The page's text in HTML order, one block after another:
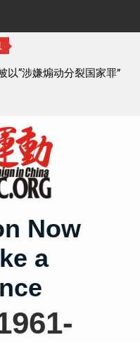
以“涉嫌煽动分裂国家罪”
市看守所
Now
a